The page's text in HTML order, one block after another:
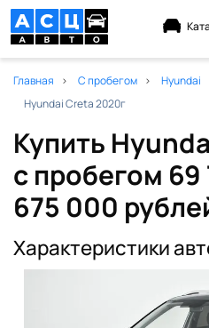
Главная С пробегом Hyundai
Hyundai Creta 2020г
Купить
с пробегом 69
675 000
Характеристики